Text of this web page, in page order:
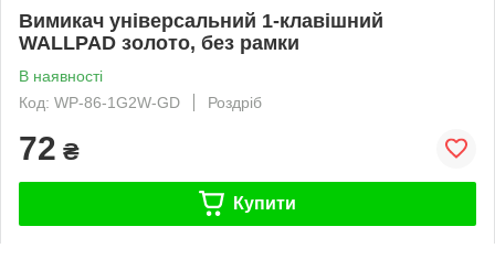
Вимикач універсальний 1-клавішний
WALLPAD золото, без рамки
В наявності
Код: WP-86-1G2W-GD
Роздріб
72 ₴
Купити